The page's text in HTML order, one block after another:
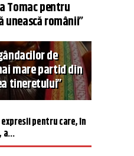
Tomac pentru
unească românii”
de
mare partid din
tineretului”
expresii pentru care, în
a...